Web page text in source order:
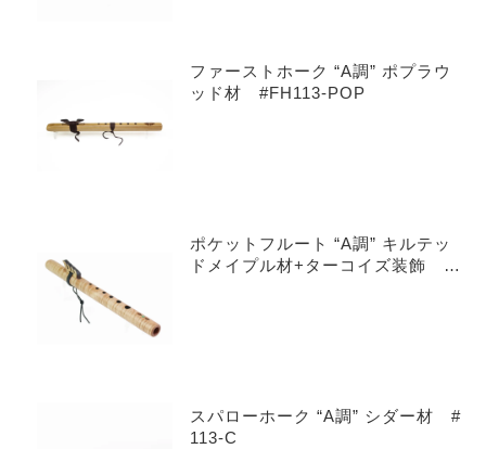
ファーストホーク “A調” ポプラウ
ッド材 #FH113-POP
ポケットフルート “A調” キルテッ
ドメイプル材+ターコイズ装飾 #
スパローホーク “A調” シダー材 #
113-C